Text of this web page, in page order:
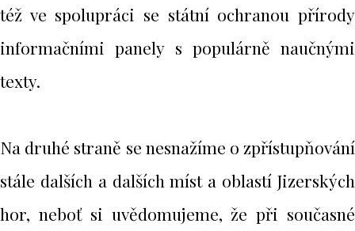
též ve spolupráci se státní ochranou přírody
informačními panely s populárně naučnými
texty.
Na druhé straně se nesnažíme o zpřístupňování
stále dalších a dalších míst a oblastí Jizerských
hor, neboť si uvědomujeme, že při současné